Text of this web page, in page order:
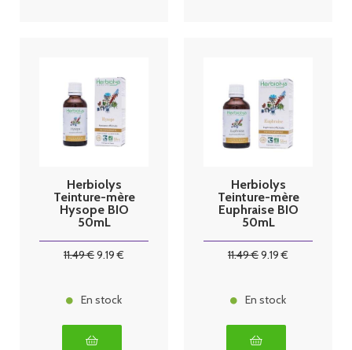
Herbiolys
Teinture-mère
Hysope BIO
50mL
11.49€9.19 €
En stock
Herbiolys
Teinture-mère
Euphraise BIO
50mL
11.49€9.19 €
En stock